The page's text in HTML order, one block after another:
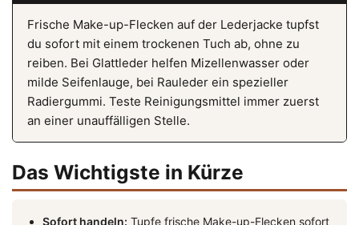
Frische Make-up-Flecken auf der Lederjacke tupfst
du sofort mit einem trockenen Tuch ab, ohne zu
reiben. Bei Glattleder helfen Mizellenwasser oder
milde Seifenlauge, bei Rauleder ein spezieller
Radiergummi. Teste Reinigungsmittel immer zuerst
an einer unauffälligen Stelle.
Das Wichtigste in Kürze
Sofort handeln: Tupfe frische Make-up-Flecken sofort